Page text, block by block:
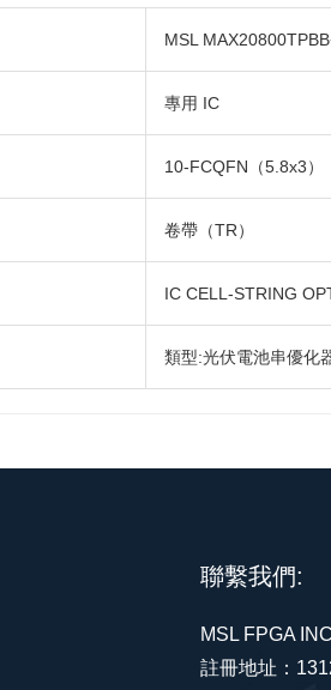
MSL
專用 IC
10-FCQFN（5.8x3）
卷帶（TR）
IC CELL-STRING
類型:光伏電池串優化
聯繫我們:
MSL FPGA
註冊地址：